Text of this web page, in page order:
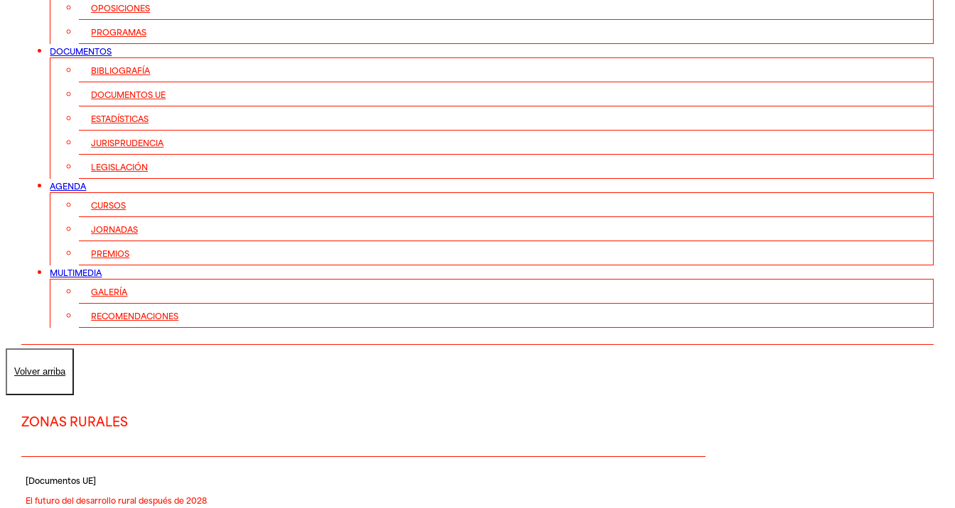
OPOSICIONES
PROGRAMAS
DOCUMENTOS
BIBLIOGRAFÍA
DOCUMENTOS UE
ESTADÍSTICAS
JURISPRUDENCIA
LEGISLACIÓN
AGENDA
CURSOS
JORNADAS
PREMIOS
MULTIMEDIA
GALERÍA
RECOMENDACIONES
Volver arriba
ZONAS RURALES
[Documentos UE]
El futuro del desarrollo rural después de 2028